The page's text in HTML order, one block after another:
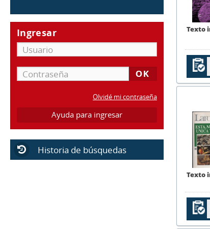
Ingresar
Olvidé mi contraseña
Ayuda para ingresar
Historia de búsquedas
Texto
Texto